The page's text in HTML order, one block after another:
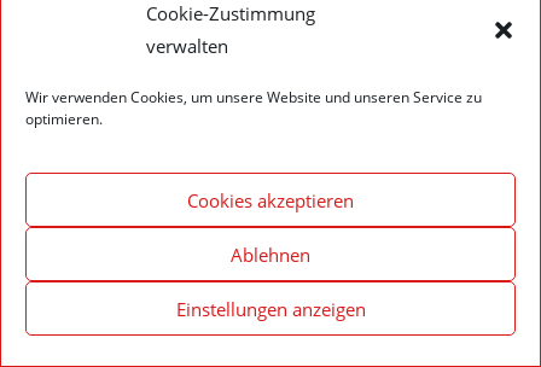
Cookie-Zustimmung
verwalten
Wir verwenden Cookies, um unsere Website und unseren Service zu
optimieren.
Cookies akzeptieren
Ablehnen
Einstellungen anzeigen
Impressum – Datenschutzerklärung
© 2020 Feuerwehr Walldürn